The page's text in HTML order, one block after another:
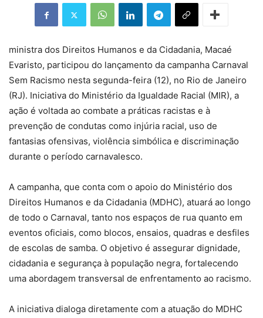
ministra dos Direitos Humanos e da Cidadania, Macaé
Evaristo, participou do lançamento da campanha Carnaval
Sem Racismo nesta segunda-feira (12), no Rio de Janeiro
(RJ). Iniciativa do Ministério da Igualdade Racial (MIR), a
ação é voltada ao combate a práticas racistas e à
prevenção de condutas como injúria racial, uso de
fantasias ofensivas, violência simbólica e discriminação
durante o período carnavalesco.
A campanha, que conta com o apoio do Ministério dos
Direitos Humanos e da Cidadania (MDHC), atuará ao longo
de todo o Carnaval, tanto nos espaços de rua quanto em
eventos oficiais, como blocos, ensaios, quadras e desfiles
de escolas de samba. O objetivo é assegurar dignidade,
cidadania e segurança à população negra, fortalecendo
uma abordagem transversal de enfrentamento ao racismo.
A iniciativa dialoga diretamente com a atuação do MDHC